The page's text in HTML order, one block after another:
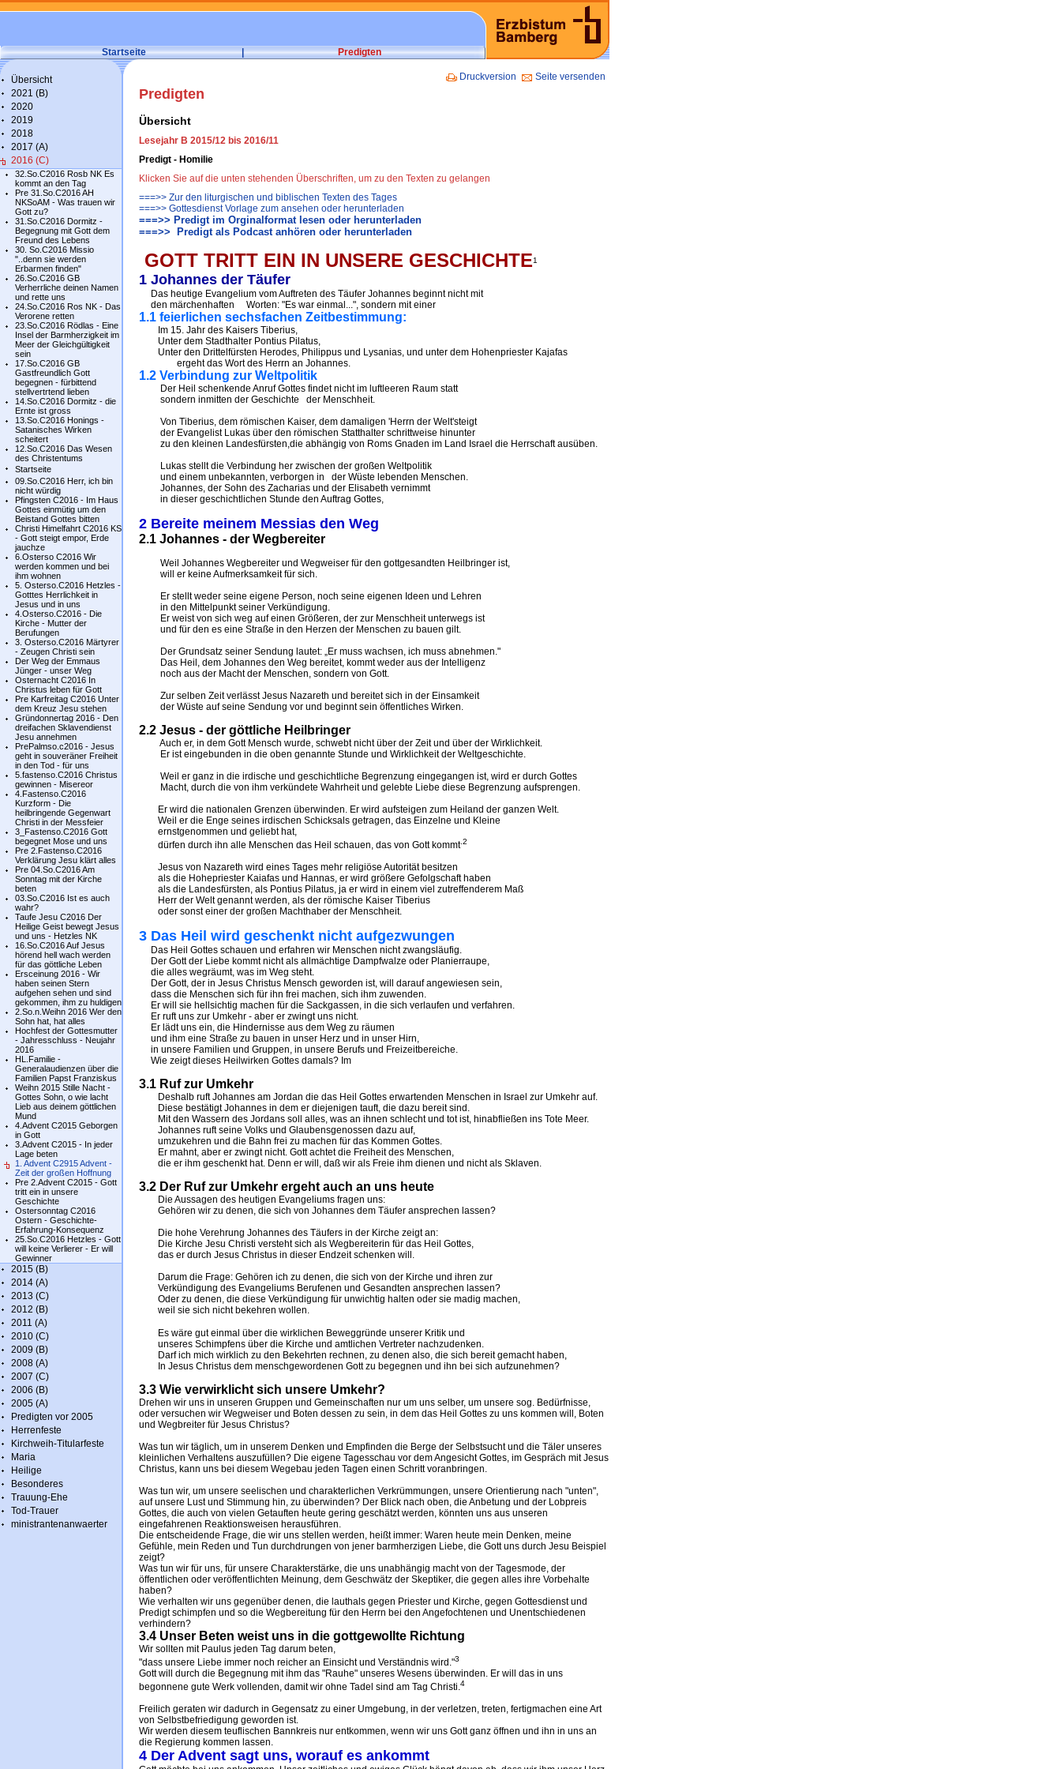
Startseite | Predigten
Übersicht
2021 (B)
2020
2019
2018
2017 (A)
2016 (C)
32.So.C2016 Rosb NK Es
kommt an den Tag
Pre 31.So.C2016 AH
NKSoAM - Was trauen wir
Gott zu?
31.So.C2016 Dormitz -
Begegnung mit Gott dem
Freund des Lebens
30. So.C2016 Missio
"..denn sie werden
Erbarmen finden"
26.So.C2016 GB
Verherrliche deinen Namen
und rette uns
24.So.C2016 Ros NK - Das
Verorene retten
23.So.C2016 Rödlas - Eine
Insel der Barmherzigkeit im
Meer der Gleichgültigkeit
sein
17.So.C2016 GB
Gastfreundlich Gott
begegnen - fürbittend
stellvertrtend lieben
14.So.C2016 Dormitz - die
Ernte ist gross
13.So.C2016 Honings -
Satanisches Wirken
scheitert
12.So.C2016 Das Wesen
des Christentums
Startseite
09.So.C2016 Herr, ich bin
nicht würdig
Pfingsten C2016 - Im Haus
Gottes einmütig um den
Beistand Gottes bitten
Christi Himelfahrt C2016 KS
- Gott steigt empor, Erde
jauchze
6.Osterso C2016 Wir
werden kommen und bei
ihm wohnen
5. Osterso.C2016 Hetzles -
Gotttes Herrlichkeit in
Jesus und in uns
4.Osterso.C2016 - Die
Kirche - Mutter der
Berufungen
3. Osterso.C2016 Märtyrer
- Zeugen Christi sein
Der Weg der Emmaus
Jünger - unser Weg
Osternacht C2016 In
Christus leben für Gott
Pre Karfreitag C2016 Unter
dem Kreuz Jesu stehen
Gründonnertag 2016 - Den
dreifachen Sklavendienst
Jesu annehmen
PrePalmso.c2016 - Jesus
geht in souveräner Freiheit
in den Tod - für uns
5.fastenso.C2016 Christus
gewinnen - Misereor
4.Fastenso.C2016
Kurzform - Die
heilbringende Gegenwart
Christi in der Messfeier
3_Fastenso.C2016 Gott
begegnet Mose und uns
Pre 2.Fastenso.C2016
Verklärung Jesu klärt alles
Pre 04.So.C2016 Am
Sonntag mit der Kirche
beten
03.So.C2016 Ist es auch
wahr?
Taufe Jesu C2016 Der
Heilige Geist bewegt Jesus
und uns - Hetzles NK
16.So.C2016 Auf Jesus
hörend hell wach werden
für das göttliche Leben
Ersceinung 2016 - Wir
haben seinen Stern
aufgehen sehen und sind
gekommen, ihm zu huldigen
2.So.n.Weihn 2016 Wer den
Sohn hat, hat alles
Hochfest der Gottesmutter
- Jahresschluss - Neujahr
2016
HL.Familie -
Generalaudienzen über die
Familien Papst Franziskus
Weihn 2015 Stille Nacht -
Gottes Sohn, o wie lacht
Lieb aus deinem göttlichen
Mund
4.Advent C2015 Geborgen
in Gott
3.Advent C2015 - In jeder
Lage beten
1. Advent C2915 Advent -
Zeit der großen Hoffnung
Pre 2.Advent C2015 - Gott
tritt ein in unsere
Geschichte
Ostersonntag C2016
Ostern - Geschichte-
Erfahrung-Konsequenz
25.So.C2016 Hetzles - Gott
will keine Verlierer - Er will
Gewinner
2015 (B)
2014 (A)
2013 (C)
2012 (B)
2011 (A)
2010 (C)
2009 (B)
2008 (A)
2007 (C)
2006 (B)
2005 (A)
Predigten vor 2005
Herrenfeste
Kirchweih-Titularfeste
Maria
Heilige
Besonderes
Trauung-Ehe
Tod-Trauer
ministrantenanwaerter
Druckversion Seite versenden
Predigten
Übersicht
Lesejahr B 2015/12 bis 2016/11
Predigt - Homilie
Klicken Sie auf die unten stehenden Überschriften, um zu den Texten zu gelangen
===>> Zur den liturgischen und biblischen Texten des Tages
===>> Gottesdienst Vorlage zum ansehen oder herunterladen
===>> Predigt im Orginalformat lesen oder herunterladen
===>> Predigt als Podcast anhören oder herunterladen
GOTT TRITT EIN IN UNSERE GESCHICHTE1
1 Johannes der Täufer
Das heutige Evangelium vom Auftreten des Täufer Johannes beginnt nicht mit
den märchenhaften Worten: "Es war einmal...", sondern mit einer
1.1 feierlichen sechsfachen Zeitbestimmung:
Im 15. Jahr des Kaisers Tiberius,
Unter dem Stadthalter Pontius Pilatus,
Unter den Drittelfürsten Herodes, Philippus und Lysanias, und unter dem Hohenpriester Kajafas
ergeht das Wort des Herrn an Johannes.
1.2 Verbindung zur Weltpolitik
Der Heil schenkende Anruf Gottes findet nicht im luftleeren Raum statt
sondern inmitten der Geschichte der Menschheit.
Von Tiberius, dem römischen Kaiser, dem damaligen 'Herrn der Welt'steigt
der Evangelist Lukas über den römischen Statthalter schrittweise hinunter
zu den kleinen Landesfürsten,die abhängig von Roms Gnaden im Land Israel die Herrschaft ausüben.
Lukas stellt die Verbindung her zwischen der großen Weltpolitik
und einem unbekannten, verborgen in der Wüste lebenden Menschen.
Johannes, der Sohn des Zacharias und der Elisabeth vernimmt
in dieser geschichtlichen Stunde den Auftrag Gottes,
2 Bereite meinem Messias den Weg
2.1 Johannes - der Wegbereiter
Weil Johannes Wegbereiter und Wegweiser für den gottgesandten Heilbringer ist,
will er keine Aufmerksamkeit für sich.
Er stellt weder seine eigene Person, noch seine eigenen Ideen und Lehren
in den Mittelpunkt seiner Verkündigung.
Er weist von sich weg auf einen Größeren, der zur Menschheit unterwegs ist
und für den es eine Straße in den Herzen der Menschen zu bauen gilt.
Der Grundsatz seiner Sendung lautet: „Er muss wachsen, ich muss abnehmen."
Das Heil, dem Johannes den Weg bereitet, kommt weder aus der Intelligenz
noch aus der Macht der Menschen, sondern von Gott.
Zur selben Zeit verlässt Jesus Nazareth und bereitet sich in der Einsamkeit
der Wüste auf seine Sendung vor und beginnt sein öffentliches Wirken.
2.2 Jesus - der göttliche Heilbringer
Auch er, in dem Gott Mensch wurde, schwebt nicht über der Zeit und über der Wirklichkeit.
Er ist eingebunden in die oben genannte Stunde und Wirklichkeit der Weltgeschichte.
Weil er ganz in die irdische und geschichtliche Begrenzung eingegangen ist, wird er durch Gottes
Macht, durch die von ihm verkündete Wahrheit und gelebte Liebe diese Begrenzung aufsprengen.
Er wird die nationalen Grenzen überwinden. Er wird aufsteigen zum Heiland der ganzen Welt.
Weil er die Enge seines irdischen Schicksals getragen, das Einzelne und Kleine
ernstgenommen und geliebt hat,
dürfen durch ihn alle Menschen das Heil schauen, das von Gott kommt.2
Jesus von Nazareth wird eines Tages mehr religiöse Autorität besitzen
als die Hohepriester Kaiafas und Hannas, er wird größere Gefolgschaft haben
als die Landesfürsten, als Pontius Pilatus, ja er wird in einem viel zutreffenderem Maß
Herr der Welt genannt werden, als der römische Kaiser Tiberius
oder sonst einer der großen Machthaber der Menschheit.
3 Das Heil wird geschenkt nicht aufgezwungen
Das Heil Gottes schauen und erfahren wir Menschen nicht zwangsläufig.
Der Gott der Liebe kommt nicht als allmächtige Dampfwalze oder Planierraupe,
die alles wegräumt, was im Weg steht.
Der Gott, der in Jesus Christus Mensch geworden ist, will darauf angewiesen sein,
dass die Menschen sich für ihn frei machen, sich ihm zuwenden.
Er will sie hellsichtig machen für die Sackgassen, in die sich verlaufen und verfahren.
Er ruft uns zur Umkehr - aber er zwingt uns nicht.
Er lädt uns ein, die Hindernisse aus dem Weg zu räumen
und ihm eine Straße zu bauen in unser Herz und in unser Hirn,
in unsere Familien und Gruppen, in unsere Berufs und Freizeitbereiche.
Wie zeigt dieses Heilwirken Gottes damals? Im
3.1 Ruf zur Umkehr
Deshalb ruft Johannes am Jordan die das Heil Gottes erwartenden Menschen in Israel zur Umkehr auf.
Diese bestätigt Johannes in dem er diejenigen tauft, die dazu bereit sind.
Mit den Wassern des Jordans soll alles, was an ihnen schlecht und tot ist, hinabfließen ins Tote Meer.
Johannes ruft seine Volks und Glaubensgenossen dazu auf,
umzukehren und die Bahn frei zu machen für das Kommen Gottes.
Er mahnt, aber er zwingt nicht. Gott achtet die Freiheit des Menschen,
die er ihm geschenkt hat. Denn er will, daß wir als Freie ihm dienen und nicht als Sklaven.
3.2 Der Ruf zur Umkehr ergeht auch an uns heute
Die Aussagen des heutigen Evangeliums fragen uns:
Gehören wir zu denen, die sich von Johannes dem Täufer ansprechen lassen?
Die hohe Verehrung Johannes des Täufers in der Kirche zeigt an:
Die Kirche Jesu Christi versteht sich als Wegbereiterin für das Heil Gottes,
das er durch Jesus Christus in dieser Endzeit schenken will.
Darum die Frage: Gehören ich zu denen, die sich von der Kirche und ihren zur
Verkündigung des Evangeliums Berufenen und Gesandten ansprechen lassen?
Oder zu denen, die diese Verkündigung für unwichtig halten oder sie madig machen,
weil sie sich nicht bekehren wollen.
Es wäre gut einmal über die wirklichen Beweggründe unserer Kritik und
unseres Schimpfens über die Kirche und amtlichen Vertreter nachzudenken.
Darf ich mich wirklich zu den Bekehrten rechnen, zu denen also, die sich bereit gemacht haben,
In Jesus Christus dem menschgewordenen Gott zu begegnen und ihn bei sich aufzunehmen?
3.3 Wie verwirklicht sich unsere Umkehr?
Drehen wir uns in unseren Gruppen und Gemeinschaften nur um uns selber, um unsere sog. Bedürfnisse,
oder versuchen wir Wegweiser und Boten dessen zu sein, in dem das Heil Gottes zu uns kommen will, Boten
und Wegbreiter für Jesus Christus?
Was tun wir täglich, um in unserem Denken und Empfinden die Berge der Selbstsucht und die Täler unseres
kleinlichen Verhaltens auszufüllen? Die eigene Tagesschau vor dem Angesicht Gottes, im Gespräch mit Jesus
Christus, kann uns bei diesem Wegebau jeden Tagen einen Schritt voranbringen.
Was tun wir, um unsere seelischen und charakterlichen Verkrümmungen, unsere Orientierung nach "unten",
auf unsere Lust und Stimmung hin, zu überwinden? Der Blick nach oben, die Anbetung und der Lobpreis
Gottes, die auch von vielen Getauften heute gering geschätzt werden, könnten uns aus unseren
eingefahrenen Reaktionsweisen herausführen.
Die entscheidende Frage, die wir uns stellen werden, heißt immer: Waren heute mein Denken, meine
Gefühle, mein Reden und Tun durchdrungen von jener barmherzigen Liebe, die Gott uns durch Jesu Beispiel
zeigt?
Was tun wir für uns, für unsere Charakterstärke, die uns unabhängig macht von der Tagesmode, der
öffentlichen oder veröffentlichten Meinung, dem Geschwätz der Skeptiker, die gegen alles ihre Vorbehalte
haben?
Wie verhalten wir uns gegenüber denen, die lauthals gegen Priester und Kirche, gegen Gottesdienst und
Predigt schimpfen und so die Wegbereitung für den Herrn bei den Angefochtenen und Unentschiedenen
verhindern?
3.4 Unser Beten weist uns in die gottgewollte Richtung
Wir sollten mit Paulus jeden Tag darum beten,
"dass unsere Liebe immer noch reicher an Einsicht und Verständnis wird."3
Gott will durch die Begegnung mit ihm das "Rauhe" unseres Wesens überwinden. Er will das in uns
begonnene gute Werk vollenden, damit wir ohne Tadel sind am Tag Christi.4
Freilich geraten wir dadurch in Gegensatz zu einer Umgebung, in der verletzen, treten, fertigmachen eine Art
von Selbstbefriedigung geworden ist.
Wir werden diesem teuflischen Bannkreis nur entkommen, wenn wir uns Gott ganz öffnen und ihn in uns an
die Regierung kommen lassen.
4 Der Advent sagt uns, worauf es ankommt